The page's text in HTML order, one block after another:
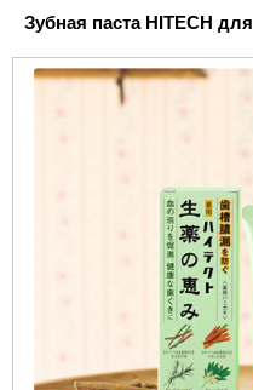
Зубная паста HITECH